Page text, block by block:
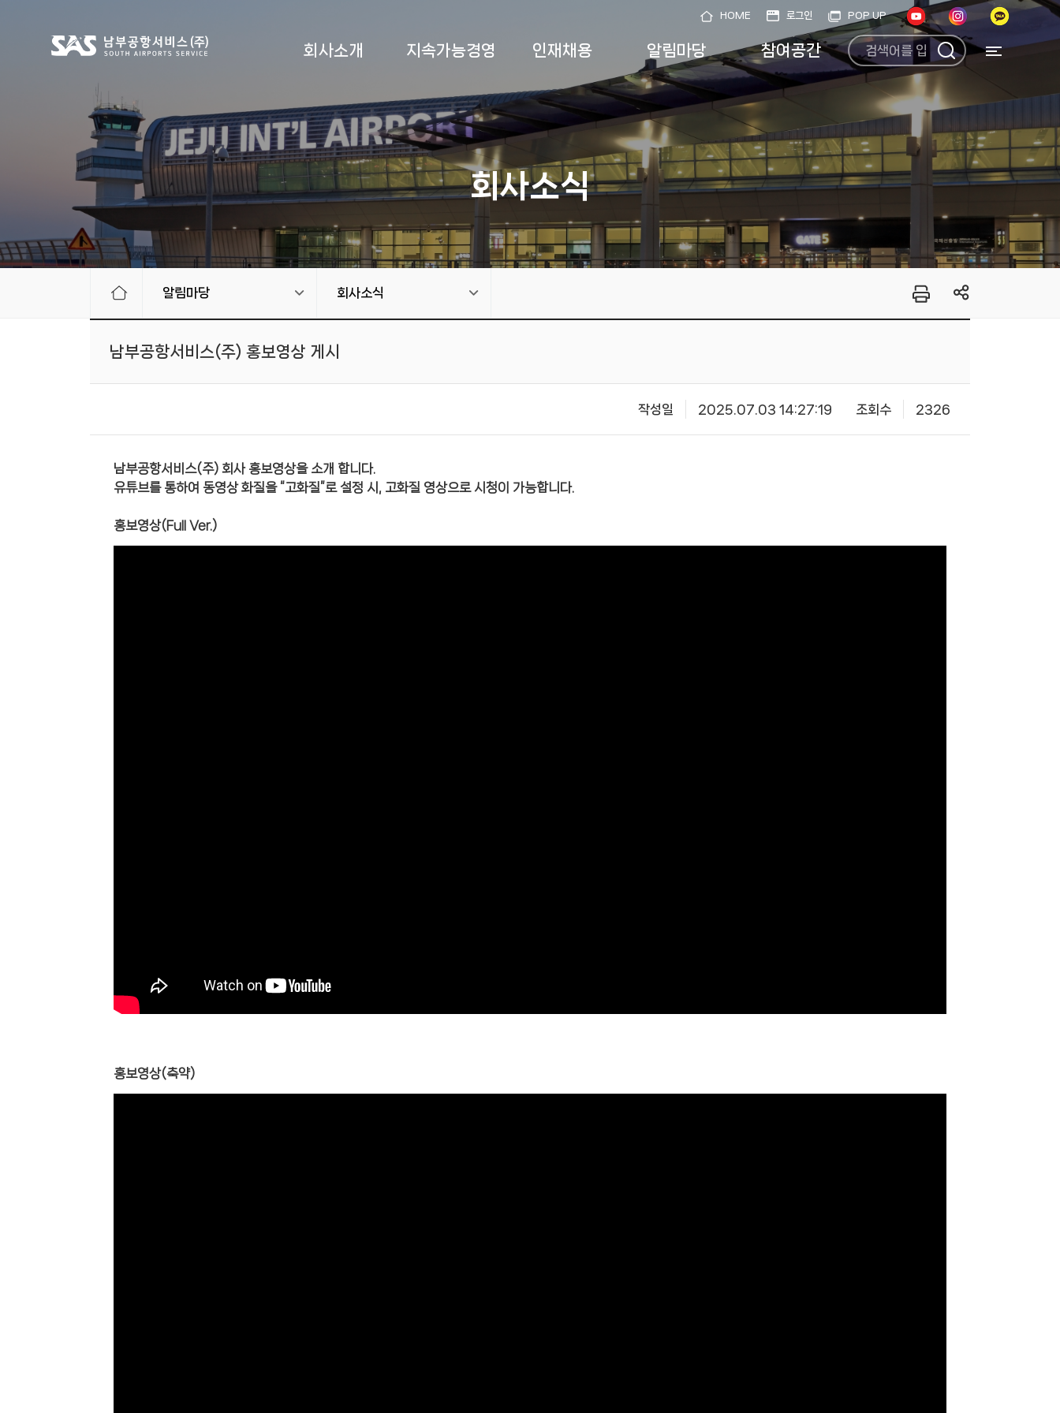
HOME 로그인 POP UP
회사소개 지속가능경영 인재채용 알림마당 참여공간
회사소식
알림마당 회사소식
남부공항서비스(주) 홍보영상 게시
작성일 2025.07.03 14:27:19 조회수 2326
남부공항서비스(주) 회사 홍보영상을 소개 합니다.
유튜브를 통하여 동영상 화질을 “고화질”로 설정 시, 고화질 영상으로 시청이 가능합니다.
홍보영상(Full Ver.)
홍보영상(축약)